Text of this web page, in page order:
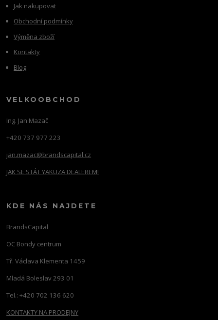
Jak nakupovat
Obchodní podmínky
Výměna zboží
Kontakty
Blog
VELKOOBCHOD
Ing. Jan Mazač
+420 737 977 223
jan.mazac@brandscapital.cz
JAK SE STÁT YAKUZA DEALEREM!
KDE NÁS NAJDETE
BrandsCapital
OC Bondy centrum
Tř. Václava Klementa 1459
Mladá Boleslav 293 01
Tel.: +420 702 136 620
KONTAKTY NA PRODEJNY